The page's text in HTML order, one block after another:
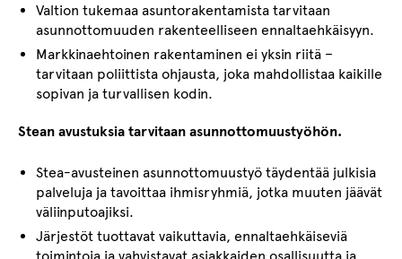
Valtion tukemaa asuntorakentamista tarvitaan
asunnottomuuden rakenteelliseen ennaltaehkäisyyn.
Markkinaehtoinen rakentaminen ei yksin riitä –
tarvitaan poliittista ohjausta, joka mahdollistaa kaikille
sopivan ja turvallisen kodin.
Stean avustuksia tarvitaan asunnottomuustyöhön.
Stea-avusteinen asunnottomuustyö täydentää julkisia
palveluja ja tavoittaa ihmisryhmiä, jotka muuten jäävät
väliinputoajiksi.
Järjestöt tuottavat vaikuttavia, ennaltaehkäiseviä
toimintoja ja vahvistavat asiakkaiden osallisuutta ja